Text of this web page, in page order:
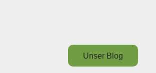
Unser Blog